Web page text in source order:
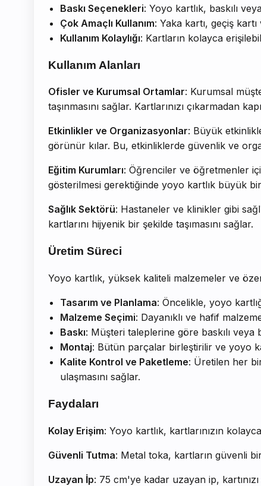
Baskı Seçenekleri: Yoyo kartlık, baskılı
Çok Amaçlı Kullanım: Yaka kartı, geçiş
Kullanım Kolaylığı: Kartların kolayca
Kullanım Alanları
Ofisler ve Kurumsal Ortamlar: Kurumsal
taşınmasını sağlar. Kartlarınızı çıkarmadan
Etkinlikler ve Organizasyonlar: Büyük
görünür kılar. Bu, etkinliklerde güvenlik ve
Eğitim Kurumları: Öğrenciler ve öğretmenler
gösterilmesi gerektiğinde yoyo kartlık büyük
Sağlık Sektörü: Hastaneler ve klinikler gibi
kartlarını hijyenik bir şekilde taşımasını sağlar.
Üretim Süreci
Yoyo kartlık, yüksek kaliteli malzemeler ve
Tasarım ve Planlama: Öncelikle, yoyo
Malzeme Seçimi: Dayanıklı ve hafif
Baskı: Müşteri taleplerine göre baskılı veya
Montaj: Bütün parçalar birleştirilir ve yoyo
Kalite Kontrol ve Paketleme: Üretilen her
ulaşmasını sağlar.
Faydaları
Kolay Erişim: Yoyo kartlık, kartlarınızın
Güvenli Tutma: Metal toka, kartların güvenli
Uzayan İp: 75 cm'ye kadar uzayan ip,